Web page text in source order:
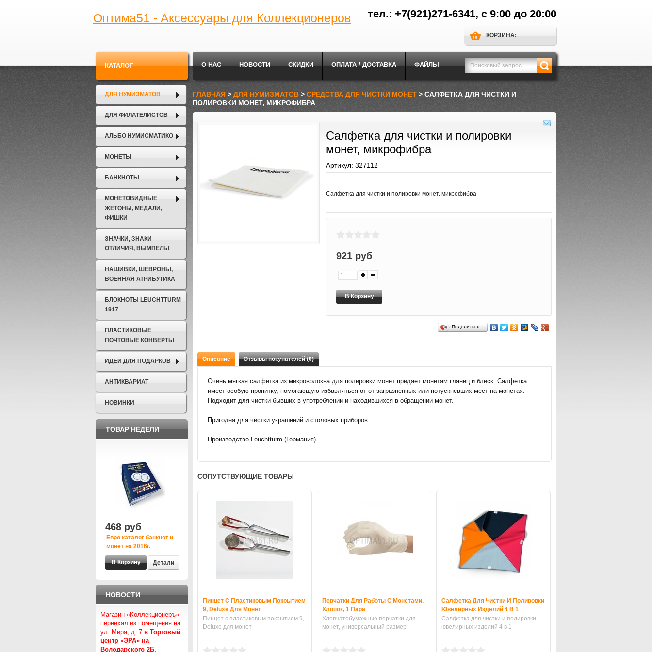
тел.: +7(921)271-6341, с 9:00 до 20:00
Оптима51 - Аксессуары для Коллекционеров
КОРЗИНА:
О НАС НОВОСТИ СКИДКИ ОПЛАТА / ДОСТАВКА ФАЙЛЫ
КАТАЛОГ
ДЛЯ НУМИЗМАТОВ
ДЛЯ ФИЛАТЕЛИСТОВ
АЛЬБО НУМИСМАТИКО
МОНЕТЫ
БАНКНОТЫ
МОНЕТОВИДНЫЕ
ЖЕТОНЫ, МЕДАЛИ,
ФИШКИ
ЗНАЧКИ, ЗНАКИ
ОТЛИЧИЯ, ВЫМПЕЛЫ
НАШИВКИ, ШЕВРОНЫ,
ВОЕННАЯ АТРИБУТИКА
БЛОКНОТЫ LEUCHTTURM
1917
ПЛАСТИКОВЫЕ
ПОЧТОВЫЕ КОНВЕРТЫ
ИДЕИ ДЛЯ ПОДАРКОВ
АНТИКВАРИАТ
НОВИНКИ
ТОВАР НЕДЕЛИ
468 руб
Евро каталог банкнот и
монет на 2016г.
Детали
НОВОСТИ
Магазин «Коллекционеръ»
переехал из помещения на
ул. Мира, д. 7 в Торговый
центр «ЭРА» на
Володарского 2Б.
ГЛАВНАЯ > ДЛЯ НУМИЗМАТОВ > СРЕДСТВА ДЛЯ ЧИСТКИ МОНЕТ > САЛФЕТКА ДЛЯ ЧИСТКИ И
ПОЛИРОВКИ МОНЕТ, МИКРОФИБРА
Салфетка для чистки и полировки
монет, микрофибра
Артикул: 327112
Салфетка для чистки и полировки монет, микрофибра
921 руб
Поделиться…
Описание Отзывы покупателей (0)
Очень мягкая салфетка из микроволокна для полировки монет придает монетам глянец и блеск. Салфетка
имеет особую пропитку, помогающую избавляться от от загразненных или потускневших мест на монетах.
Подходит для чистки бывших в употреблении и находившихся в обращении монет.
Пригодна для чистки украшений и столовых приборов.
Производство Leuchtturm (Германия)
СОПУТСТВУЮЩИЕ ТОВАРЫ
Пинцет С Пластиковым Покрытием
9, Deluxe Для Монет
Пинцет с пластиковым покрытием 9,
Deluxe для монет
Перчатки Для Работы С Монетами,
Хлопок, 1 Пара
Хлопчатобумажные перчатки для
монет, универсальный размер
Салфетка Для Чистки И Полировки
Ювелирных Изделий 4 В 1
Салфетка для чистки и полировки
ювелирных изделий 4 в 1